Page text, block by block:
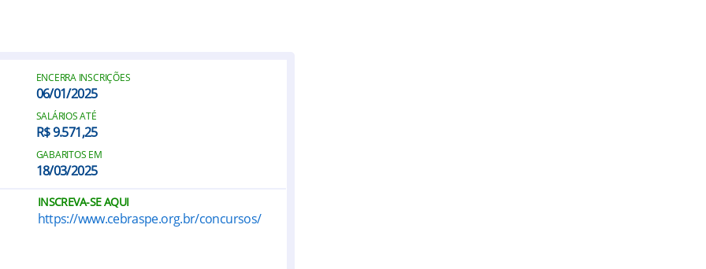
ENCERRA INSCRIÇÕES
06/01/2025
SALÁRIOS ATÉ
R$ 9.571,25
GABARITOS EM
18/03/2025
INSCREVA-SE AQUI
https://www.cebraspe.org.br/concursos/